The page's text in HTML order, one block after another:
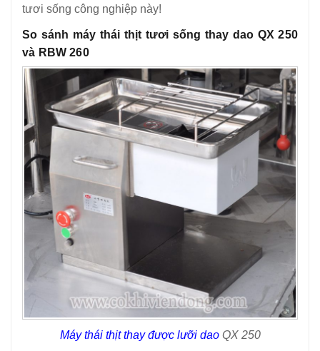
tươi sống công nghiệp này!
So sánh máy thái thịt tươi sống thay dao QX 250
và RBW 260
Máy thái thịt thay được lưỡi dao QX 250